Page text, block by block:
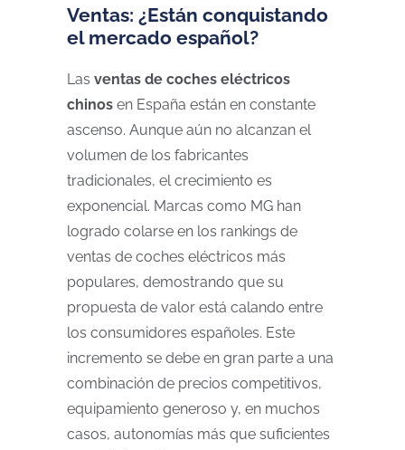
Ventas: ¿Están conquistando
el mercado español?
Las ventas de coches eléctricos
chinos en España están en constante
ascenso. Aunque aún no alcanzan el
volumen de los fabricantes
tradicionales, el crecimiento es
exponencial. Marcas como MG han
logrado colarse en los rankings de
ventas de coches eléctricos más
populares, demostrando que su
propuesta de valor está calando entre
los consumidores españoles. Este
incremento se debe en gran parte a una
combinación de precios competitivos,
equipamiento generoso y, en muchos
casos, autonomías más que suficientes